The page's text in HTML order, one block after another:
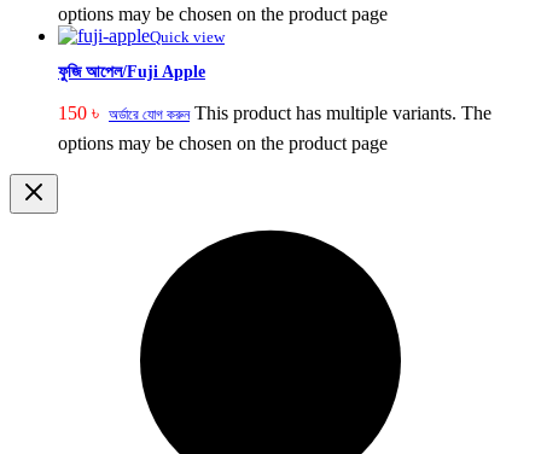
options may be chosen on the product page
Quick view
ফুজি আপেল/Fuji Apple
150 ৳ অর্ডারে যোগ করুন This product has multiple variants. The
options may be chosen on the product page